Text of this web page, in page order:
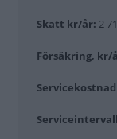
Skatt kr/år: 2
Försäkring, kr/